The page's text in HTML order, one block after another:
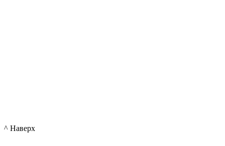
^ Наверх